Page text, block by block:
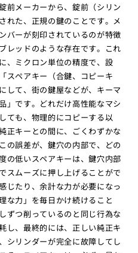
前メーカーから、錠前（シリン
れた、正規の鍵のことです。メ
バーが刻印されているのが特徴
レッドのような存在です。これ
、ミクロン単位の精度で、設
スペアキー（合鍵、コピーキ
して、街の鍵屋などが、キーマ
」です。どれだけ高性能なマシ
ても、物理的にコピーする以
正キーとの間に、ごくわずかな
の誤差が、鍵穴の内部で、どの
の低いスペアキーは、鍵穴内部
スムーズに押し上げることがで
じたり、余計な力が必要になっ
な力」を毎日かけ続けること
ずつ削っているのと同じ行為な
し、最終的には、正しい純正キ
シリンダーが完全に故障してし